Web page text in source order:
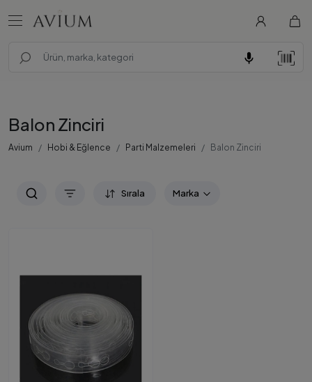
Balon Zinciri
Avium Hobi & Eğlence Parti Malzemeleri Balon Zinciri
Sırala Marka